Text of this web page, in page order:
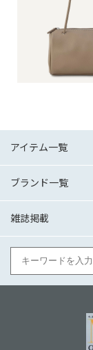
アイテム一覧
ブランド一覧
雑誌掲載